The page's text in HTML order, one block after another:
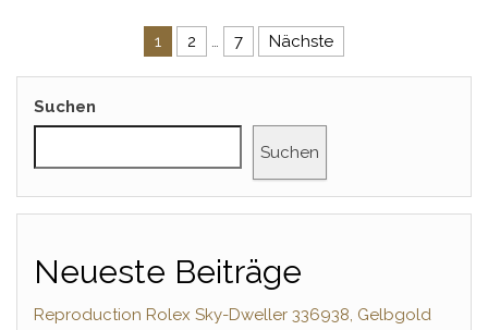
Seitennummerierung der
1 2 … 7 Nächste
Suchen
Suchen
Neueste Beiträge
Reproduction Rolex Sky-Dweller 336938, Gelbgold